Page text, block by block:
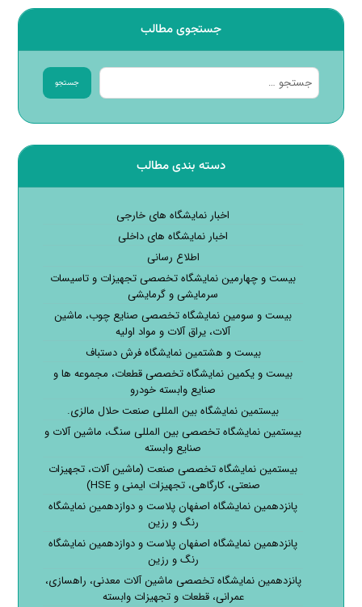
جستجوی مطالب
جستجو
دسته بندی مطالب
اخبار نمایشگاه های خارجی
اخبار نمایشگاه های داخلی
اطلاع رسانی
بیست و چهارمین نمایشگاه تخصصی تجهیزات و تاسیسات
سرمایشی و گرمایشی
بیست و سومین نمایشگاه تخصصی صنایع چوب، ماشین
آلات، یراق آلات و مواد اولیه
بیست و هشتمین نمایشگاه فرش دستباف
بیست و یکمین نمایشگاه تخصصی قطعات، مجموعه ها و
صنایع وابسته خودرو
بیستمین نمایشگاه بین المللی صنعت حلال مالزی.
بیستمین نمایشگاه تخصصی بین المللی سنگ، ماشین آلات و
صنایع وابسته
بیستمین نمایشگاه تخصصی صنعت (ماشین آلات، تجهیزات
صنعتی، کارگاهی، تجهیزات ایمنی و HSE)
پانزدهمین نمایشگاه اصفهان پلاست و دوازدهمین نمایشگاه
رنگ و رزین
پانزدهمین نمایشگاه اصفهان پلاست و دوازدهمین نمایشگاه
رنگ و رزین
پانزدهمین نمایشگاه تخصصی ماشین آلات معدنی، راهسازی،
عمرانی، قطعات و تجهیزات وابسته